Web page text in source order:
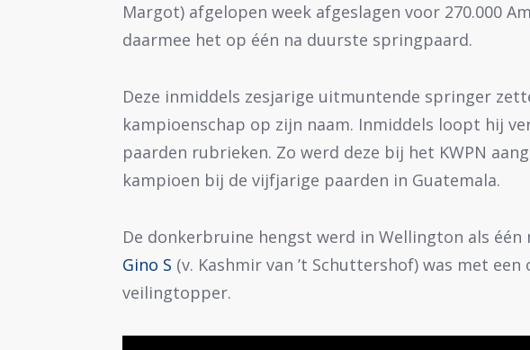
Margot) afgelopen week afgeslagen voor 270.000
daarmee het op één na duurste springpaard.
Deze inmiddels zesjarige uitmuntende springer
kampioenschap op zijn naam. Inmiddels loopt hij
paarden rubrieken. Zo werd deze bij het KWPN
kampioen bij de vijfjarige paarden in Guatemala.
De donkerbruine hengst werd in Wellington als
Gino S (v. Kashmir van ’t Schuttershof) was met
veilingtopper.